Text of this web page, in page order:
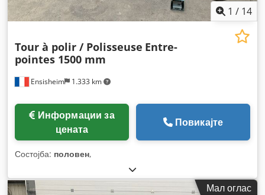
1 / 14
Ensisheim 1.333 km
Tour à polir / Polisseuse Entre-
pointes 1500 mm
цената
Повикајте
Состојба: половен,
Мал оглас